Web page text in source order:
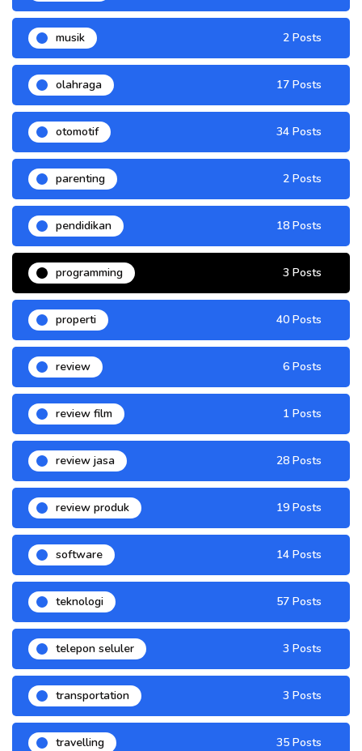
musik 2 Posts
olahraga 17 Posts
otomotif 34 Posts
parenting 2 Posts
pendidikan 18 Posts
programming 3 Posts
properti 40 Posts
review 6 Posts
review film 1 Posts
review jasa 28 Posts
review produk 19 Posts
software 14 Posts
teknologi 57 Posts
telepon seluler 3 Posts
transportation 3 Posts
travelling 35 Posts